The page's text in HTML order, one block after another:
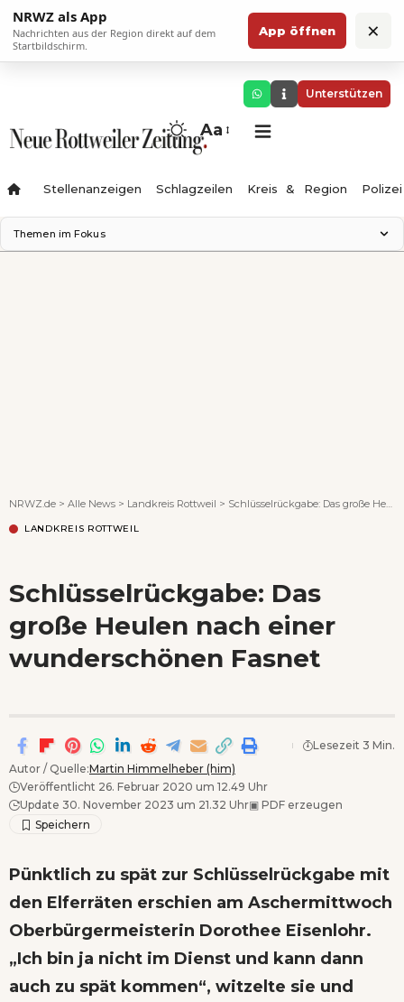
NRWZ als App
Nachrichten aus der Region direkt auf dem
Startbildschirm.
App öffnen ×
Unterstützen
Aa
Stellenanzeigen Schlagzeilen Kreis & Region Polizei
Themen im Fokus
NRWZ.de > Alle News > Landkreis Rottweil > Schlüsselrückgabe: Das große Heulen nach einer wunderschönen Fasnet
LANDKREIS ROTTWEIL
Schlüsselrückgabe: Das
große Heulen nach einer
wunderschönen Fasnet
Autor / Quelle:Martin Himmelheber (him)
Veröffentlicht 26. Februar 2020 um 12.49 Uhr
Update 30. November 2023 um 21.32 Uhr▣ PDF erzeugen
Lesezeit 3 Min.
Pünktlich zu spät zur Schlüsselrückgabe mit
den Elferräten erschien am Aschermittwoch
Oberbürgermeisterin Dorothee Eisenlohr.
„Ich bin ja nicht im Dienst und kann dann
auch zu spät kommen“, witzelte sie und